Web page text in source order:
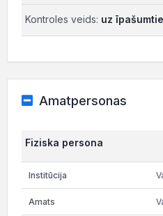
Kontroles veids: uz
Amatpersonas
Fiziska persona